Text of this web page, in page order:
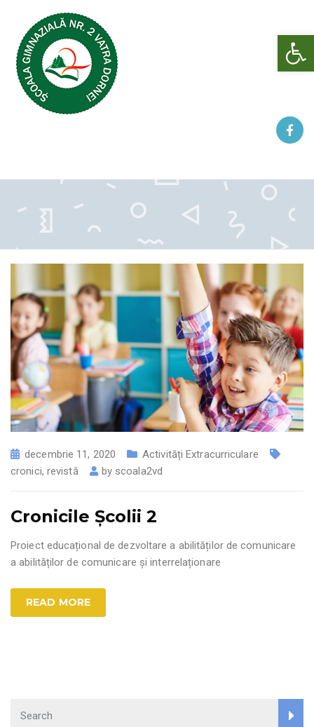
Deschide bara de unelte
decembrie 11, 2020
Activități Extracurriculare
cronici, revistă by scoala2vd
Cronicile Școlii 2
Proiect educațional de dezvoltare a abilităților de comunicare
a abilităților de comunicare și interrelaționare
READ MORE